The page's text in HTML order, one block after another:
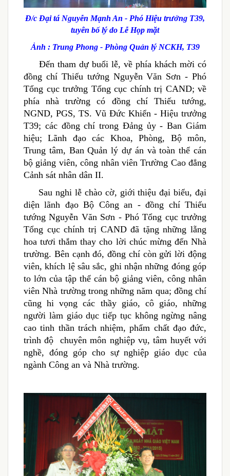
Đ/c Đại tá Nguyễn Mạnh An - Phó Hiệu trưởng T39,
tuyên bố lý do Lễ Họp mặt
Ảnh : Trung Phong - Phòng Quản lý NCKH, T39
Đến tham dự buổi lễ, về phía khách mời có
đồng chí Thiếu tướng Nguyễn Văn Sơn - Phó
Tổng cục trưởng Tổng cục chính trị CAND; về
phía nhà trường có đồng chí Thiếu tướng,
NGND, PGS, TS. Vũ Đức Khiển - Hiệu trưởng
T39; các đồng chí trong Đảng ủy - Ban Giám
hiệu; Lãnh đạo các Khoa, Phòng, Bộ môn,
Trung tâm, Ban Quản lý dự án và toàn thể cán
bộ giảng viên, công nhân viên Trường Cao đẳng
Cảnh sát nhân dân II.
Sau nghi lễ chào cờ, giới thiệu đại biểu, đại
diện lãnh đạo Bộ Công an - đồng chí Thiếu
tướng Nguyễn Văn Sơn - Phó Tổng cục trưởng
Tổng cục chính trị CAND đã tặng những lẵng
hoa tươi thắm thay cho lời chúc mừng đến Nhà
trường. Bên cạnh đó, đồng chí còn gửi lời động
viên, khích lệ sâu sắc, ghi nhận những đóng góp
to lớn của tập thể cán bộ giảng viên, công nhân
viên Nhà trường trong những năm qua; đồng chí
cũng hi vọng các thầy giáo, cô giáo, những
người làm giáo dục tiếp tục không ngừng nâng
cao tinh thần trách nhiệm, phẩm chất đạo đức,
trình độ chuyên môn nghiệp vụ, tâm huyết với
nghề, đóng góp cho sự nghiệp giáo dục của
ngành Công an và Nhà trường.